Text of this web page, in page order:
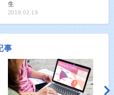
生
2018.02.19
事